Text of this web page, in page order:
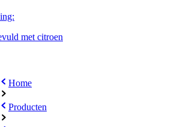
met citroen
Home
Producten